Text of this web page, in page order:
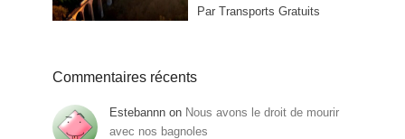
Par Transports Gratuits
Commentaires récents
Estebannn on Nous avons le droit de mourir
avec nos bagnoles